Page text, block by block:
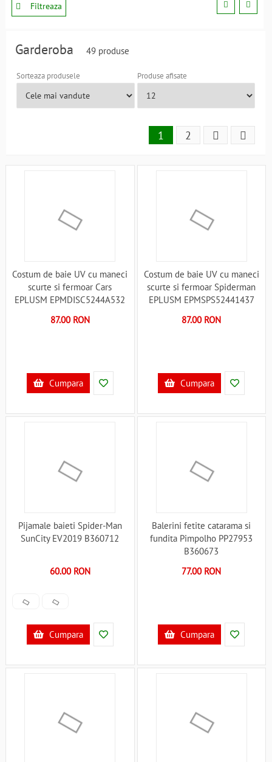
Filtreaza
Garderoba 49 produse
Sorteaza produsele Produse afisate
1 2
Costum de baie UV cu maneci
scurte si fermoar Cars
EPLUSM EPMDISC5244A532
87.00 RON
Cumpara
Costum de baie UV cu maneci
scurte si fermoar Spiderman
EPLUSM EPMSPS52441437
87.00 RON
Cumpara
Pijamale baieti Spider-Man
SunCity EV2019 B360712
60.00 RON
Cumpara
Balerini fetite catarama si
fundita Pimpolho PP27953
B360673
77.00 RON
Cumpara